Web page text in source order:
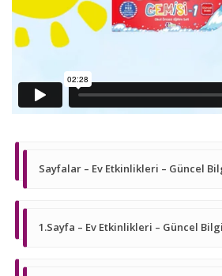
Sayfalar – Ev Etkinlikleri – Güncel
1.Sayfa – Ev Etkinlikleri – Güncel